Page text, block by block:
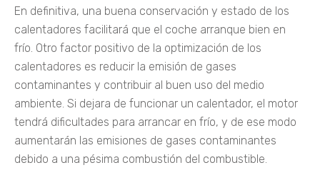
En definitiva, una buena conservación y estado de los
calentadores facilitará que el coche arranque bien en
frío. Otro factor positivo de la optimización de los
calentadores es reducir la emisión de gases
contaminantes y contribuir al buen uso del medio
ambiente. Si dejara de funcionar un calentador, el motor
tendrá dificultades para arrancar en frío, y de ese modo
aumentarán las emisiones de gases contaminantes
debido a una pésima combustión del combustible.